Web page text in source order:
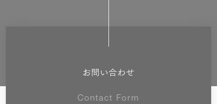
お問い合わせ
Contact Form